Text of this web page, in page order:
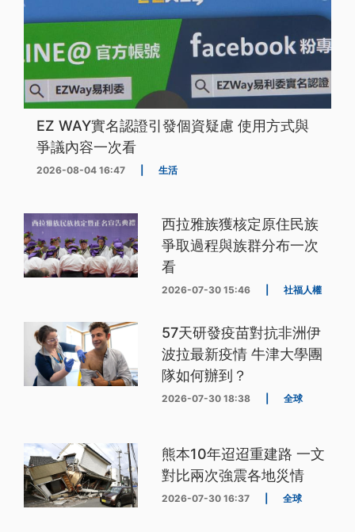
EZ WAY實名認證引發個資疑慮 使用方式與
爭議內容一次看
2026-08-04 16:47 生活
西拉雅族獲核定原住民族
爭取過程與族群分布一次
看
2026-07-30 15:46 社福人權
57天研發疫苗對抗非洲伊
波拉最新疫情 牛津大學團
隊如何辦到？
2026-07-30 18:38 全球
熊本10年迢迢重建路 一文
對比兩次強震各地災情
2026-07-30 16:37 全球